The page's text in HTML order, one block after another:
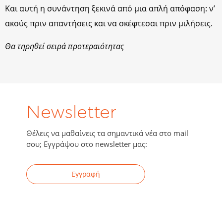
Και αυτή η συνάντηση ξεκινά από μια απλή απόφαση: ν’
ακούς πριν απαντήσεις και να σκέφτεσαι πριν μιλήσεις.
Θα τηρηθεί σειρά προτεραιότητας
Newsletter
Θέλεις να μαθαίνεις τα σημαντικά νέα στο mail
σου; Εγγράψου στο newsletter μας:
Εγγραφή